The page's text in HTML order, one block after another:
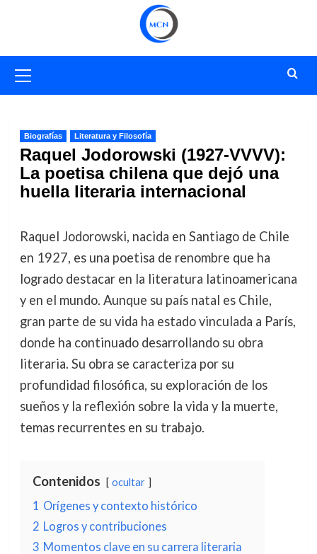
primario
Biografías Literatura y Filosofía
Raquel Jodorowski (1927-VVVV):
La poetisa chilena que dejó una
huella literaria internacional
Raquel Jodorowski, nacida en Santiago de Chile
en 1927, es una poetisa de renombre que ha
logrado destacar en la literatura latinoamericana
y en el mundo. Aunque su país natal es Chile,
gran parte de su vida ha estado vinculada a París,
donde ha continuado desarrollando su obra
literaria. Su obra se caracteriza por su
profundidad filosófica, su exploración de los
sueños y la reflexión sobre la vida y la muerte,
temas recurrentes en su trabajo.
Contenidos ocultar
1 Orígenes y contexto histórico
2 Logros y contribuciones
3 Momentos clave en su carrera literaria